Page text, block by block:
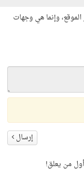
وإنما هي وجهات
إرسال
من يعلق!